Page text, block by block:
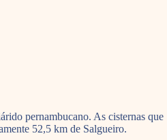
pernambucano. As cisternas que
52,5 km de Salgueiro.